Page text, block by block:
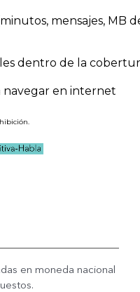
mensajes, MB
dentro de la
navegar en internet
en moneda nacional